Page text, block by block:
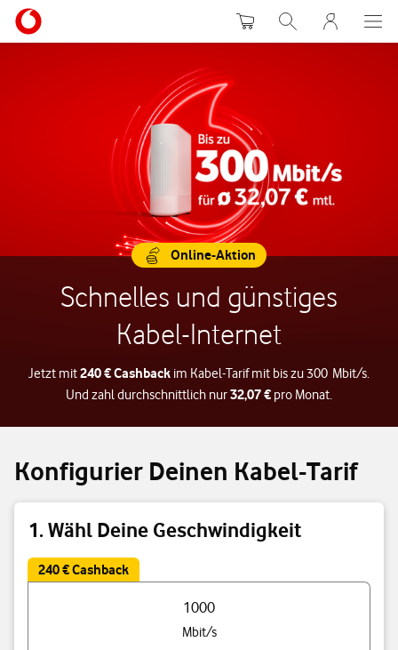
WarenkorbSuche MeinVodafone
Online-Aktion
Schnelles und günstiges
Kabel-Internet
Jetzt mit240 € Cashback im Kabel-Tarif mit bis zu 300 Mbit/s.
Und zahl durchschnittlich nur32,07 € pro Monat.
Konfigurier Deinen Kabel-Tarif
1. Wähl Deine Geschwindigkeit
240 € Cashback
1000
Mbit/s